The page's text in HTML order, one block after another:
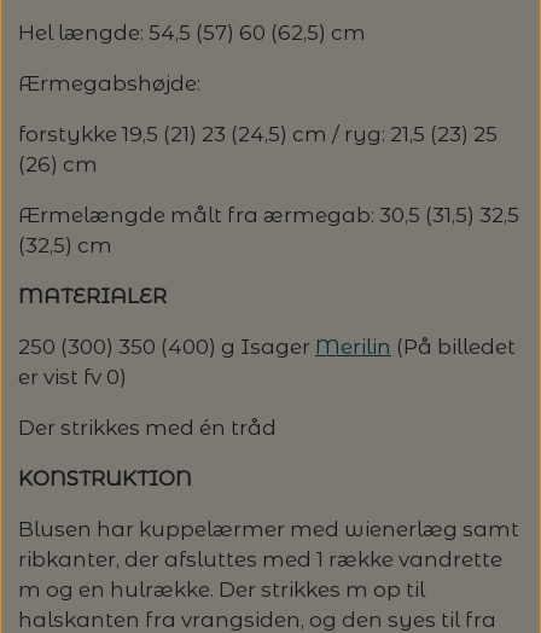
PASCULI: SUAVE - SPAR 20%
POMP STITCH - BRODERI - SPAR 30-35%
SPAR 40% - GLERUPS STØVLER BØRN (STR.
19 - 23)
JULEBRODERIER
20%
MONDIAL
PASCUALI
PERMIN
SOMMERGARN
LENE HOLME SAMSØE - LEKNIT
SUSIE HAUMANN
MASKEWIRES
STRIKKE- OG SYNÅLE
TRYKLÅSE
Hel længde: 54,5 (57) 60 (62,5) cm
Ærmegabshøjde:
forstykke 19,5 (21) 23 (24,5) cm / ryg: 21,5 (23) 25
(26) cm
Ærmelængde målt fra ærmegab: 30,5 (31,5) 32,5
(32,5) cm
MATERIALER
250 (300) 350 (400) g Isager Merilin (På billedet
er vist fv 0)
Der strikkes med én tråd
KONSTRUKTION
Blusen har kuppelærmer med wienerlæg samt
ribkanter, der afsluttes med 1 række vandrette
m og en hulrække. Der strikkes m op til
halskanten fra vrangsiden, og den syes til fra